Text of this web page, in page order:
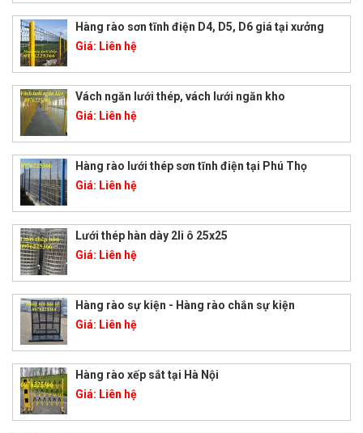
Hàng rào sơn tĩnh điện D4, D5, D6 giá tại xưởng
Giá: Liên hệ
Vách ngăn lưới thép, vách lưới ngăn kho
Giá: Liên hệ
Hàng rào lưới thép sơn tĩnh điện tại Phú Thọ
Giá: Liên hệ
Lưới thép hàn dày 2li ô 25x25
Giá: Liên hệ
Hàng rào sự kiện - Hàng rào chắn sự kiện
Giá: Liên hệ
Hàng rào xếp sắt tại Hà Nội
Giá: Liên hệ